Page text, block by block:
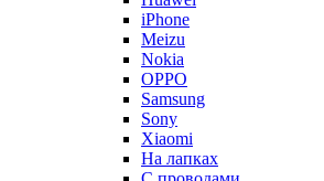
iPhone
Meizu
Nokia
OPPO
Samsung
Sony
Xiaomi
На лапках